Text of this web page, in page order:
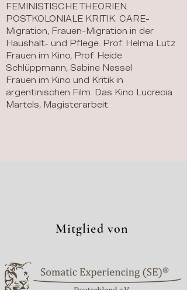
FEMINISTISCHE THEORIEN.
POSTKOLONIALE KRITIK. CARE-
Migration, Frauen-Migration in der
Haushalt- und Pflege. Prof. Helma Lutz
Frauen im Kino, Prof. Heide
Schlüppmann​, Sabine Nessel
Frauen im Kino und Kritik in
argentinischen Film. Das Kino Lucrecia
Martels, Magisterarbeit.
Mitglied von